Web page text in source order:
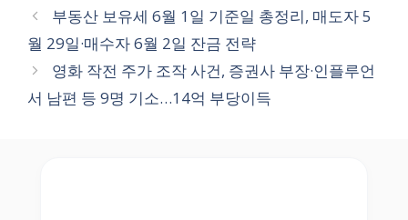
부동산 보유세 6월 1일 기준일 총정리, 매도자 5
월 29일·매수자 6월 2일 잔금 전략
영화 작전 주가 조작 사건, 증권사 부장·인플루언
서 남편 등 9명 기소…14억 부당이득